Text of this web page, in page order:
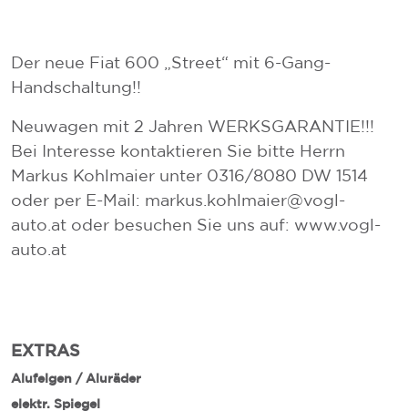
Der neue Fiat 600 „Street“ mit 6-Gang-
Handschaltung!!
Neuwagen mit 2 Jahren WERKSGARANTIE!!!
Bei Interesse kontaktieren Sie bitte Herrn
Markus Kohlmaier unter 0316/8080 DW 1514
oder per E-Mail: markus.kohlmaier@vogl-
auto.at oder besuchen Sie uns auf: www.vogl-
auto.at
EXTRAS
Alufelgen / Aluräder
elektr. Spiegel